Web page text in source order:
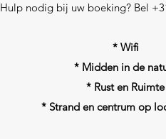
Hulp nodig bij uw boeking? Bel
* Wifi
* Midden in de
* Rust en Ruimte
* Strand en centrum op